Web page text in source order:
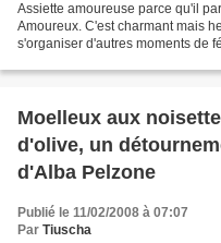
Assiette amoureuse parce qu'il
Amoureux. C'est charmant mais
s'organiser d'autres moments de
Moelleux aux
d'olive, un
d'Alba Pelzone
Publié le 11/02/2008 à 07:07
Par Tiuscha